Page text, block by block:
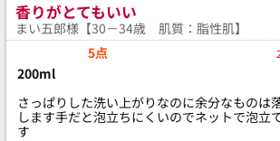
香りがとてもいい
まい五郎様【30－34歳 肌質：脂性肌】
5点
200ml
さっぱりした洗い上がりなのに余分なものは
します手だと泡立ちにくいのでネットで泡立
す